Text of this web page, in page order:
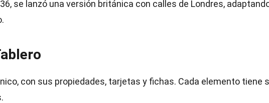
se lanzó una versión británica con calles de Londres,
con sus propiedades, tarjetas y fichas. Cada elemento tiene